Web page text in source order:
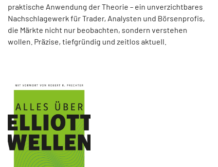
praktische Anwendung der Theorie – ein unverzichtbares
Nachschlagewerk für Trader, Analysten und Börsenprofis,
die Märkte nicht nur beobachten, sondern verstehen
wollen. Präzise, tiefgründig und zeitlos aktuell.